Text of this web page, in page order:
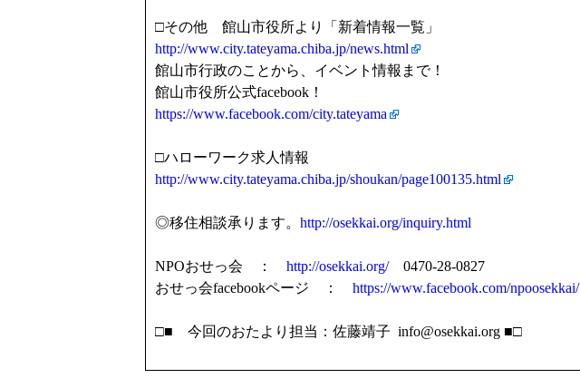
□その他 館山市役所より「新着情報一覧」
http://www.city.tateyama.chiba.jp/news.html
館山市行政のことから、イベント情報まで！
館山市役所公式facebook！
https://www.facebook.com/city.tateyama
□ハローワーク求人情報
http://www.city.tateyama.chiba.jp/shoukan/page100135.html
◎移住相談承ります。 http://osekkai.org/inquiry.html
NPOおせっ会 ： http://osekkai.org/0470-28-0827
おせっ会facebookページ ： https://www.facebook.com/npoosekkai/
□■ 今回のおたより担当：佐藤靖子 info@osekkai.org ■□